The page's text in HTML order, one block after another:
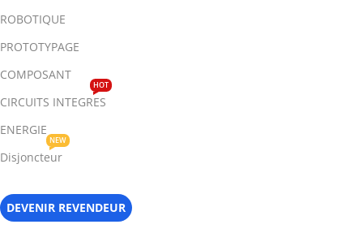
ROBOTIQUE
PROTOTYPAGE
COMPOSANT
CIRCUITS INTEGRES
HOT
ENERGIE
Disjoncteur
NEW
DEVENIR REVENDEUR